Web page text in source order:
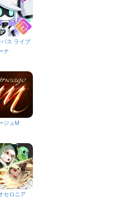
ス ライブ
ナ
ジュM
セロニア